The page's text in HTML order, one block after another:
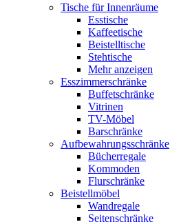
Tische für Innenräume
Esstische
Kaffeetische
Beistelltische
Stehtische
Mehr anzeigen
Esszimmerschränke
Buffetschränke
Vitrinen
TV-Möbel
Barschränke
Aufbewahrungsschränke
Bücherregale
Kommoden
Flurschränke
Beistellmöbel
Wandregale
Seitenschränke